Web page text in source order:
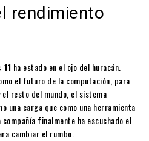
rendimiento
11 ha estado en el ojo del huracán.
el futuro de la computación, para
el resto del mundo, el sistema
una carga que como una herramienta
finalmente ha escuchado el
cambiar el rumbo.